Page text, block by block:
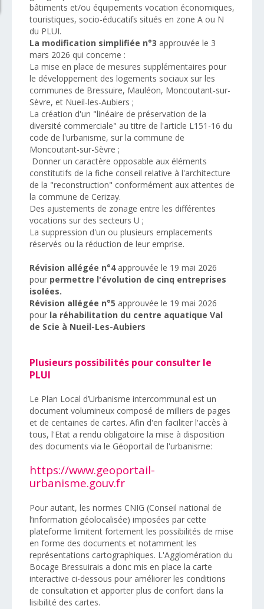
bâtiments et/ou équipements vocation économiques,
touristiques, socio-éducatifs situés en zone A ou N
du PLUI.
La modification simplifiée n°3 approuvée le 3
mars 2026 qui concerne :
La mise en place de mesures supplémentaires pour
le développement des logements sociaux sur les
communes de Bressuire, Mauléon, Moncoutant-sur-
Sèvre, et Nueil-les-Aubiers ;
La création d'un "linéaire de préservation de la
diversité commerciale" au titre de l'article L151-16 du
code de l'urbanisme, sur la commune de
Moncoutant-sur-Sèvre ;
Donner un caractère opposable aux éléments
constitutifs de la fiche conseil relative à l'architecture
de la "reconstruction" conformément aux attentes de
la commune de Cerizay.
Des ajustements de zonage entre les différentes
vocations sur des secteurs U ;
La suppression d'un ou plusieurs emplacements
réservés ou la réduction de leur emprise.
Révision allégée n°4 approuvée le 19 mai 2026
pour permettre l'évolution de cinq entreprises
isolées.
Révision allégée n°5 approuvée le 19 mai 2026
pour la réhabilitation du centre aquatique Val
de Scie à Nueil-Les-Aubiers
Plusieurs possibilités pour consulter le
PLUI
Le Plan Local d’Urbanisme intercommunal est un
document volumineux composé de milliers de pages
et de centaines de cartes. Afin d'en faciliter l'accès à
tous, l'Etat a rendu obligatoire la mise à disposition
des documents via le Géoportail de l'urbanisme:
https://www.geoportail-
urbanisme.gouv.fr
Pour autant, les normes CNIG (Conseil national de
l’information géolocalisée) imposées par cette
plateforme limitent fortement les possibilités de mise
en forme des documents et notamment les
représentations cartographiques. L'Agglomération du
Bocage Bressuirais a donc mis en place la carte
interactive ci-dessous pour améliorer les conditions
de consultation et apporter plus de confort dans la
lisibilité des cartes.